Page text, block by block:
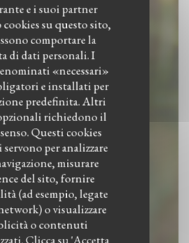
e i suoi partner
su questo sito,
comportare la
di dati personali. I
«necessari»
e installati per
predefinita. Altri
richiedono il
Questi cookies
per analizzare
misurare
del sito, fornire
(ad esempio, legate
o visualizzare
o contenuti
Clicca su 'Accetta